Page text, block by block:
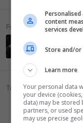
Following
Troféus
100 Cinco
Você
content
services
Store and/or
Learn more
Your personal data
your device
data) may be stored
partners, or used
may use precise